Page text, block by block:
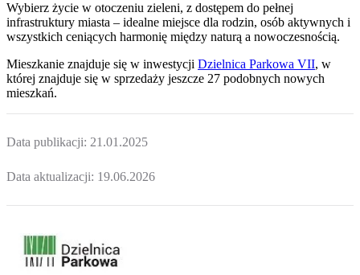
Wybierz życie w otoczeniu zieleni, z dostępem do pełnej
infrastruktury miasta – idealne miejsce dla rodzin, osób aktywnych i
wszystkich ceniących harmonię między naturą a nowoczesnością.
Mieszkanie znajduje się w inwestycji Dzielnica Parkowa VII, w
której znajduje się w sprzedaży jeszcze 27 podobnych nowych
mieszkań.
Data publikacji: 21.01.2025
Data aktualizacji: 19.06.2026